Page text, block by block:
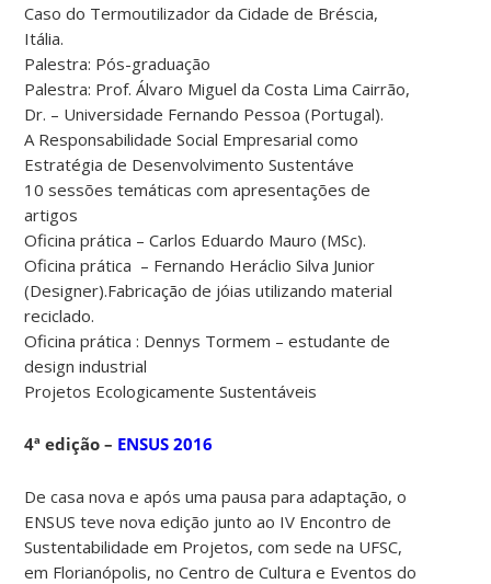
Caso do Termoutilizador da Cidade de Bréscia,
Itália.
Palestra: Pós-graduação
Palestra: Prof. Álvaro Miguel da Costa Lima Cairrão,
Dr. – Universidade Fernando Pessoa (Portugal).
A Responsabilidade Social Empresarial como
Estratégia de Desenvolvimento Sustentáve
10 sessões temáticas com apresentações de
artigos
Oficina prática – Carlos Eduardo Mauro (MSc).
Oficina prática – Fernando Heráclio Silva Junior
(Designer).Fabricação de jóias utilizando material
reciclado.
Oficina prática : Dennys Tormem – estudante de
design industrial
Projetos Ecologicamente Sustentáveis
4ª edição – ENSUS 2016
De casa nova e após uma pausa para adaptação, o
ENSUS teve nova edição junto ao IV Encontro de
Sustentabilidade em Projetos, com sede na UFSC,
em Florianópolis, no Centro de Cultura e Eventos do